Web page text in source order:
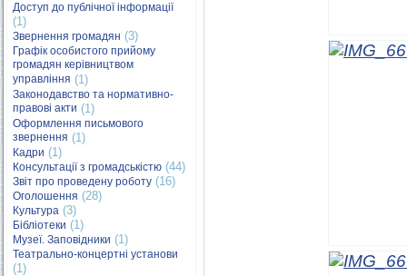
Доступ до публічної інформації
(1)
Звернення громадян (3)
Графік особистого прийому
громадян керівництвом
управління (1)
Законодавство та нормативно-
правові акти (1)
Оформлення письмового
звернення (1)
Кадри (1)
Консультації з громадськістю (44)
Звіт про проведену роботу (16)
Оголошення (28)
Культура (3)
Бібліотеки (1)
Музеї. Заповідники (1)
Театрально-концертні установи
(1)